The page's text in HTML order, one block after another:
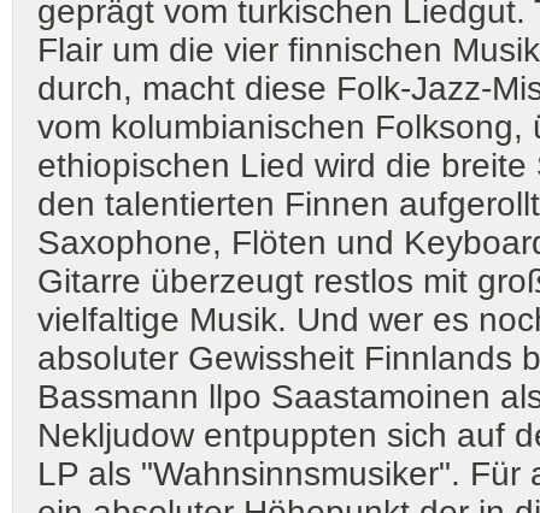
geprägt vom turkischen
Flair um die vier finnischen
durch, macht diese Folk-Jazz-
vom kolumbianischen
ethiopischen Lied wird die
den talentierten Finnen
Saxophone, Flöten und
Gitarre überzeugt restlos mit
vielfaltige Musik. Und wer es
absoluter Gewissheit Finnlands
Bassmann llpo Saastamoinen
Nekljudow entpuppten sich auf
LP als "Wahnsinnsmusiker".